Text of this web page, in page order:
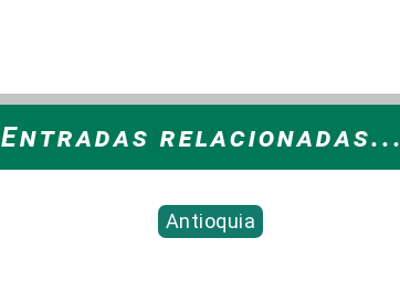
Entradas relacionadas...
Antioquia